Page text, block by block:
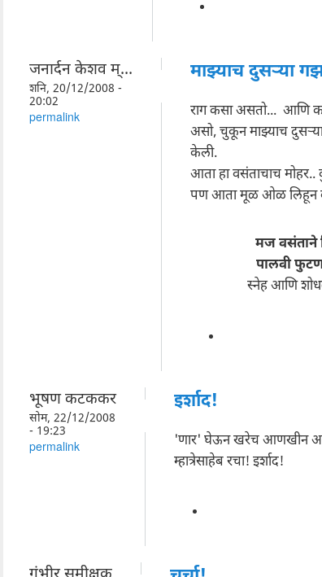
जनार्दन केशव म्...
शनि, 20/12/2008 -
20:02
permalink
माझ्याच दुसर्‍या
राग कसा असतो... आणि
असो, चुकून माझ्याच
केली.
आता हा वसंताचाच
पण आता मूळ ओळ लिहून
मज वसंताने
पालवी
स्नेह आणि
भूषण कटककर
सोम, 22/12/2008
- 19:23
permalink
इर्शाद!
'णार' घेऊन खरेच आणखीन
म्हात्रेसाहेब रचा! इर्शाद!